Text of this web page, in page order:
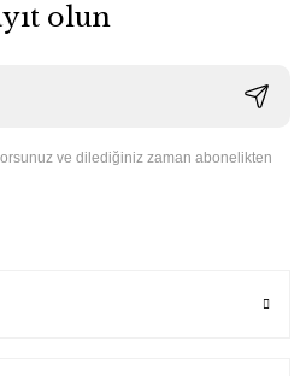
olun
ve dilediğiniz zaman abonelikten